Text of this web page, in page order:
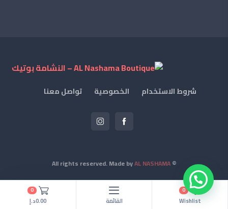
شروط الاستخدام الخصوصية تواصل معنا
© All rights reserved. Made by
AL NASHAMA
0
Wishlist القائمة
0
0.00د.إ